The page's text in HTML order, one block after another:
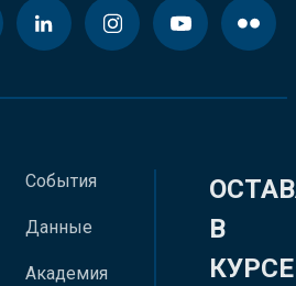
События
Данные
Академия
В
КУРСЕ